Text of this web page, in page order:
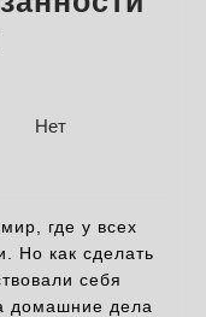
Нет
где у всех
Но как сделать
себя
домашние дела